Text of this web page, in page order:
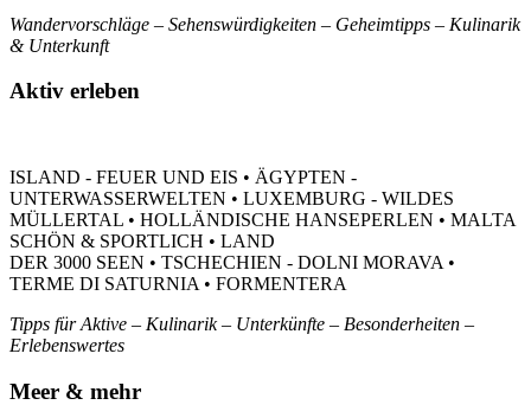
Wandervorschläge – Sehenswürdigkeiten – Geheimtipps – Kulinarik
& Unterkunft
Aktiv erleben
ISLAND - FEUER UND EIS • ÄGYPTEN -
UNTERWASSERWELTEN • LUXEMBURG - WILDES
MÜLLERTAL • HOLLÄNDISCHE HANSEPERLEN • MALTA
SCHÖN & SPORTLICH • LAND
DER 3000 SEEN • TSCHECHIEN - DOLNI MORAVA •
TERME DI SATURNIA • FORMENTERA
Tipps für Aktive – Kulinarik – Unterkünfte – Besonderheiten –
Erlebenswertes
Meer & mehr